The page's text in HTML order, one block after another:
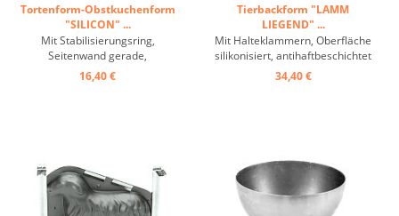
Tortenform-Obstkuchenform
"SILICON" ...
Mit Stabilisierungsring,
Seitenwand gerade,
Temperaturbereich: -60°C bis
+230°C, hervorragende
16,40 €
Tierbackform "LAMM
LIEGEND" ...
Mit Halteklammern, Oberfläche
silikonisiert, antihaftbeschichtet
...
34,40 €